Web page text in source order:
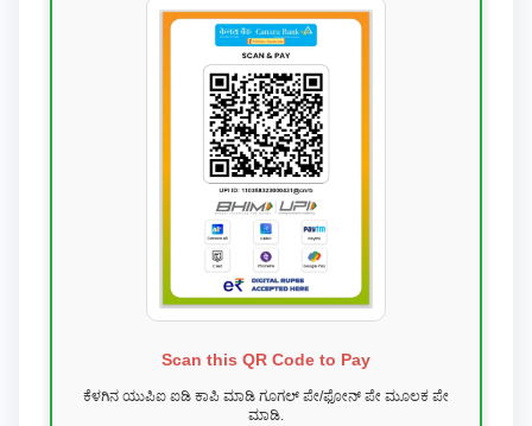
Scan this QR Code to Pay
ಕೆಳಗಿನ ಯುಪಿಐ ಐಡಿ ಕಾಪಿ ಮಾಡಿ ಗೂಗಲ್ ಪೇ/ಫೋನ್ ಪೇ ಮೂಲಕ ಪೇ
ಮಾಡಿ.